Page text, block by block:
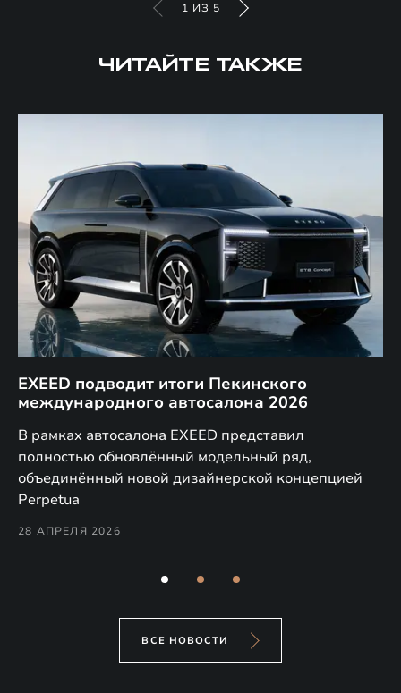
1 ИЗ 5
ЧИТАЙТЕ ТАКЖЕ
EXEED подводит итоги Пекинского
международного автосалона 2026
В рамках автосалона EXEED представил
полностью обновлённый модельный ряд,
объединённый новой дизайнерской концепцией
Perpetua
28 АПРЕЛЯ 2026
ВСЕ НОВОСТИ